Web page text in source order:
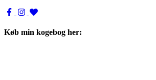
Køb min kogebog her: